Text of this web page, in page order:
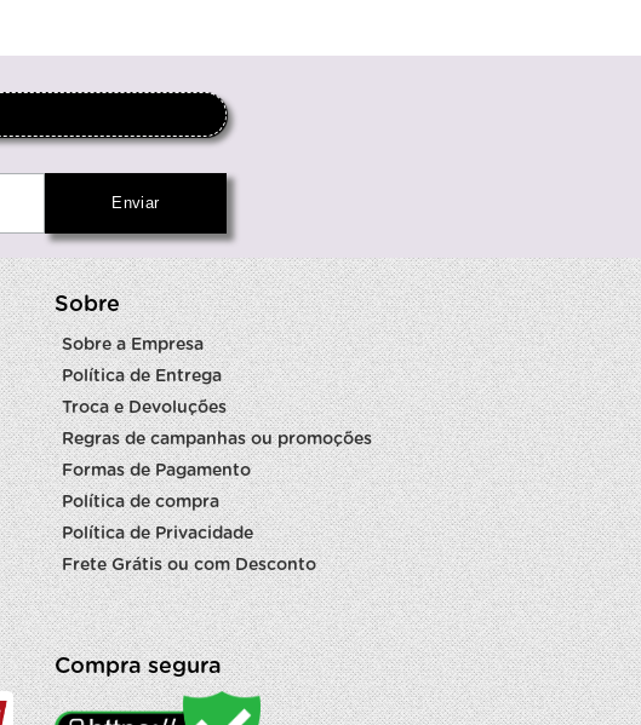
Sobre
Sobre a Empresa
Política de Entrega
Troca e Devoluções
Regras de campanhas ou promoções
Formas de Pagamento
Política de compra
Política de Privacidade
Frete Grátis ou com Desconto
Compra segura